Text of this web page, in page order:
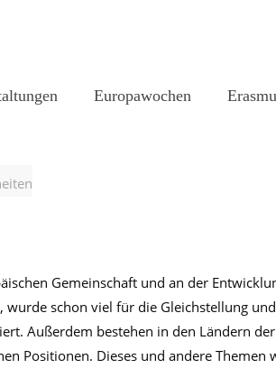
Europawochen
Gemeinschaft und an der
schon viel für die Gleichstellung
Außerdem bestehen in den Ländern
Positionen. Dieses und andere Themen